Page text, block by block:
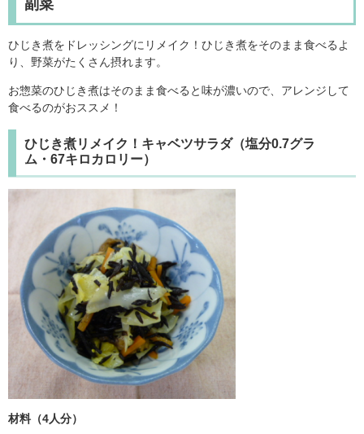
副菜
ひじき煮をドレッシングにリメイク！ひじき煮をそのまま食べるよ
り、野菜がたくさん摂れます。
お惣菜のひじき煮はそのまま食べると味が濃いので、アレンジして
食べるのがおススメ！
ひじき煮リメイク！キャベツサラダ（塩分0.7グラ
ム・67キロカロリー）
材料（4人分）